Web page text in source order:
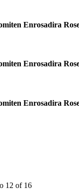
Enrosadira
Enrosadira
Enrosadira
12 of 16